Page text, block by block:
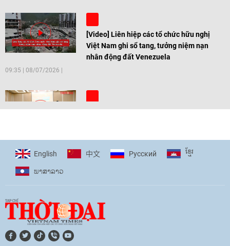
[Video] Liên hiệp các tổ chức hữu nghị
Việt Nam ghi sổ tang, tưởng niệm nạn
nhân động đất Venezuela
09:35 08/07/2026
[Video] Trẻ em Đông Á cùng kiến tạo
11:10|17/06/2026
English 中文 Pусский ខ្មែរ
ພາ​ສາ​ລາວ